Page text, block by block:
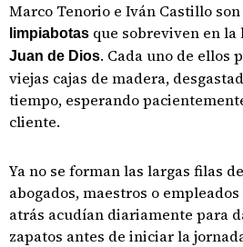
Marco Tenorio e Iván Castillo
limpiabotas que sobreviven en
Juan de Dios. Cada uno de ellos
viejas cajas de madera,
tiempo, esperando
cliente.
Ya no se forman las largas filas
abogados, maestros o
atrás acudían diariamente para
zapatos antes de iniciar la